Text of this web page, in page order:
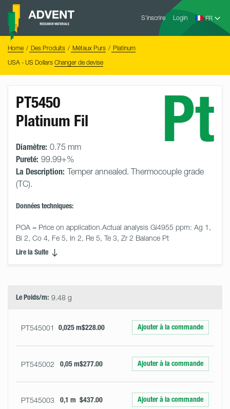
Skip
content
S’inscrire Login
Advent
Home Des Produits Métaux Purs
Platinum
USA - US Dollars Changer de devise
Pt
PT5450
Platinum Fil
Diamètre: 0.75 mm
Pureté: 99.99+%
La Description: Temper annealed. Thermocouple grade
(TC).
Données techniques:
POA = Price on application.Actual analysis Gi4955 ppm: Ag 1,
Bi 2, Co 4, Fe 5, In 2, Re 5, Te 3, Zr 2 Balance Pt
Lire la Suite
Le Poids/m: 9.48 g
PT545001 0,025 m$228.00 Ajouter à la commande
PT545002 0,05 m$277.00 Ajouter à la commande
PT545003 0,1 m $437.00 Ajouter à la commande